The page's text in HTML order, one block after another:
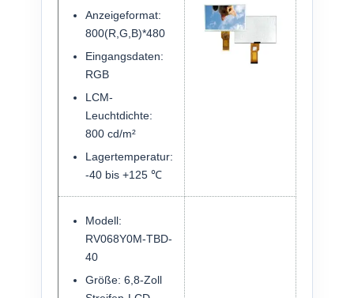
Anzeigeformat:
800(R,G,B)*480
Eingangsdaten:
RGB
LCM-
Leuchtdichte:
800 cd/m²
Lagertemperatur:
-40 bis +125 ℃
Modell:
RV068Y0M-TBD-
40
Größe: 6,8-Zoll